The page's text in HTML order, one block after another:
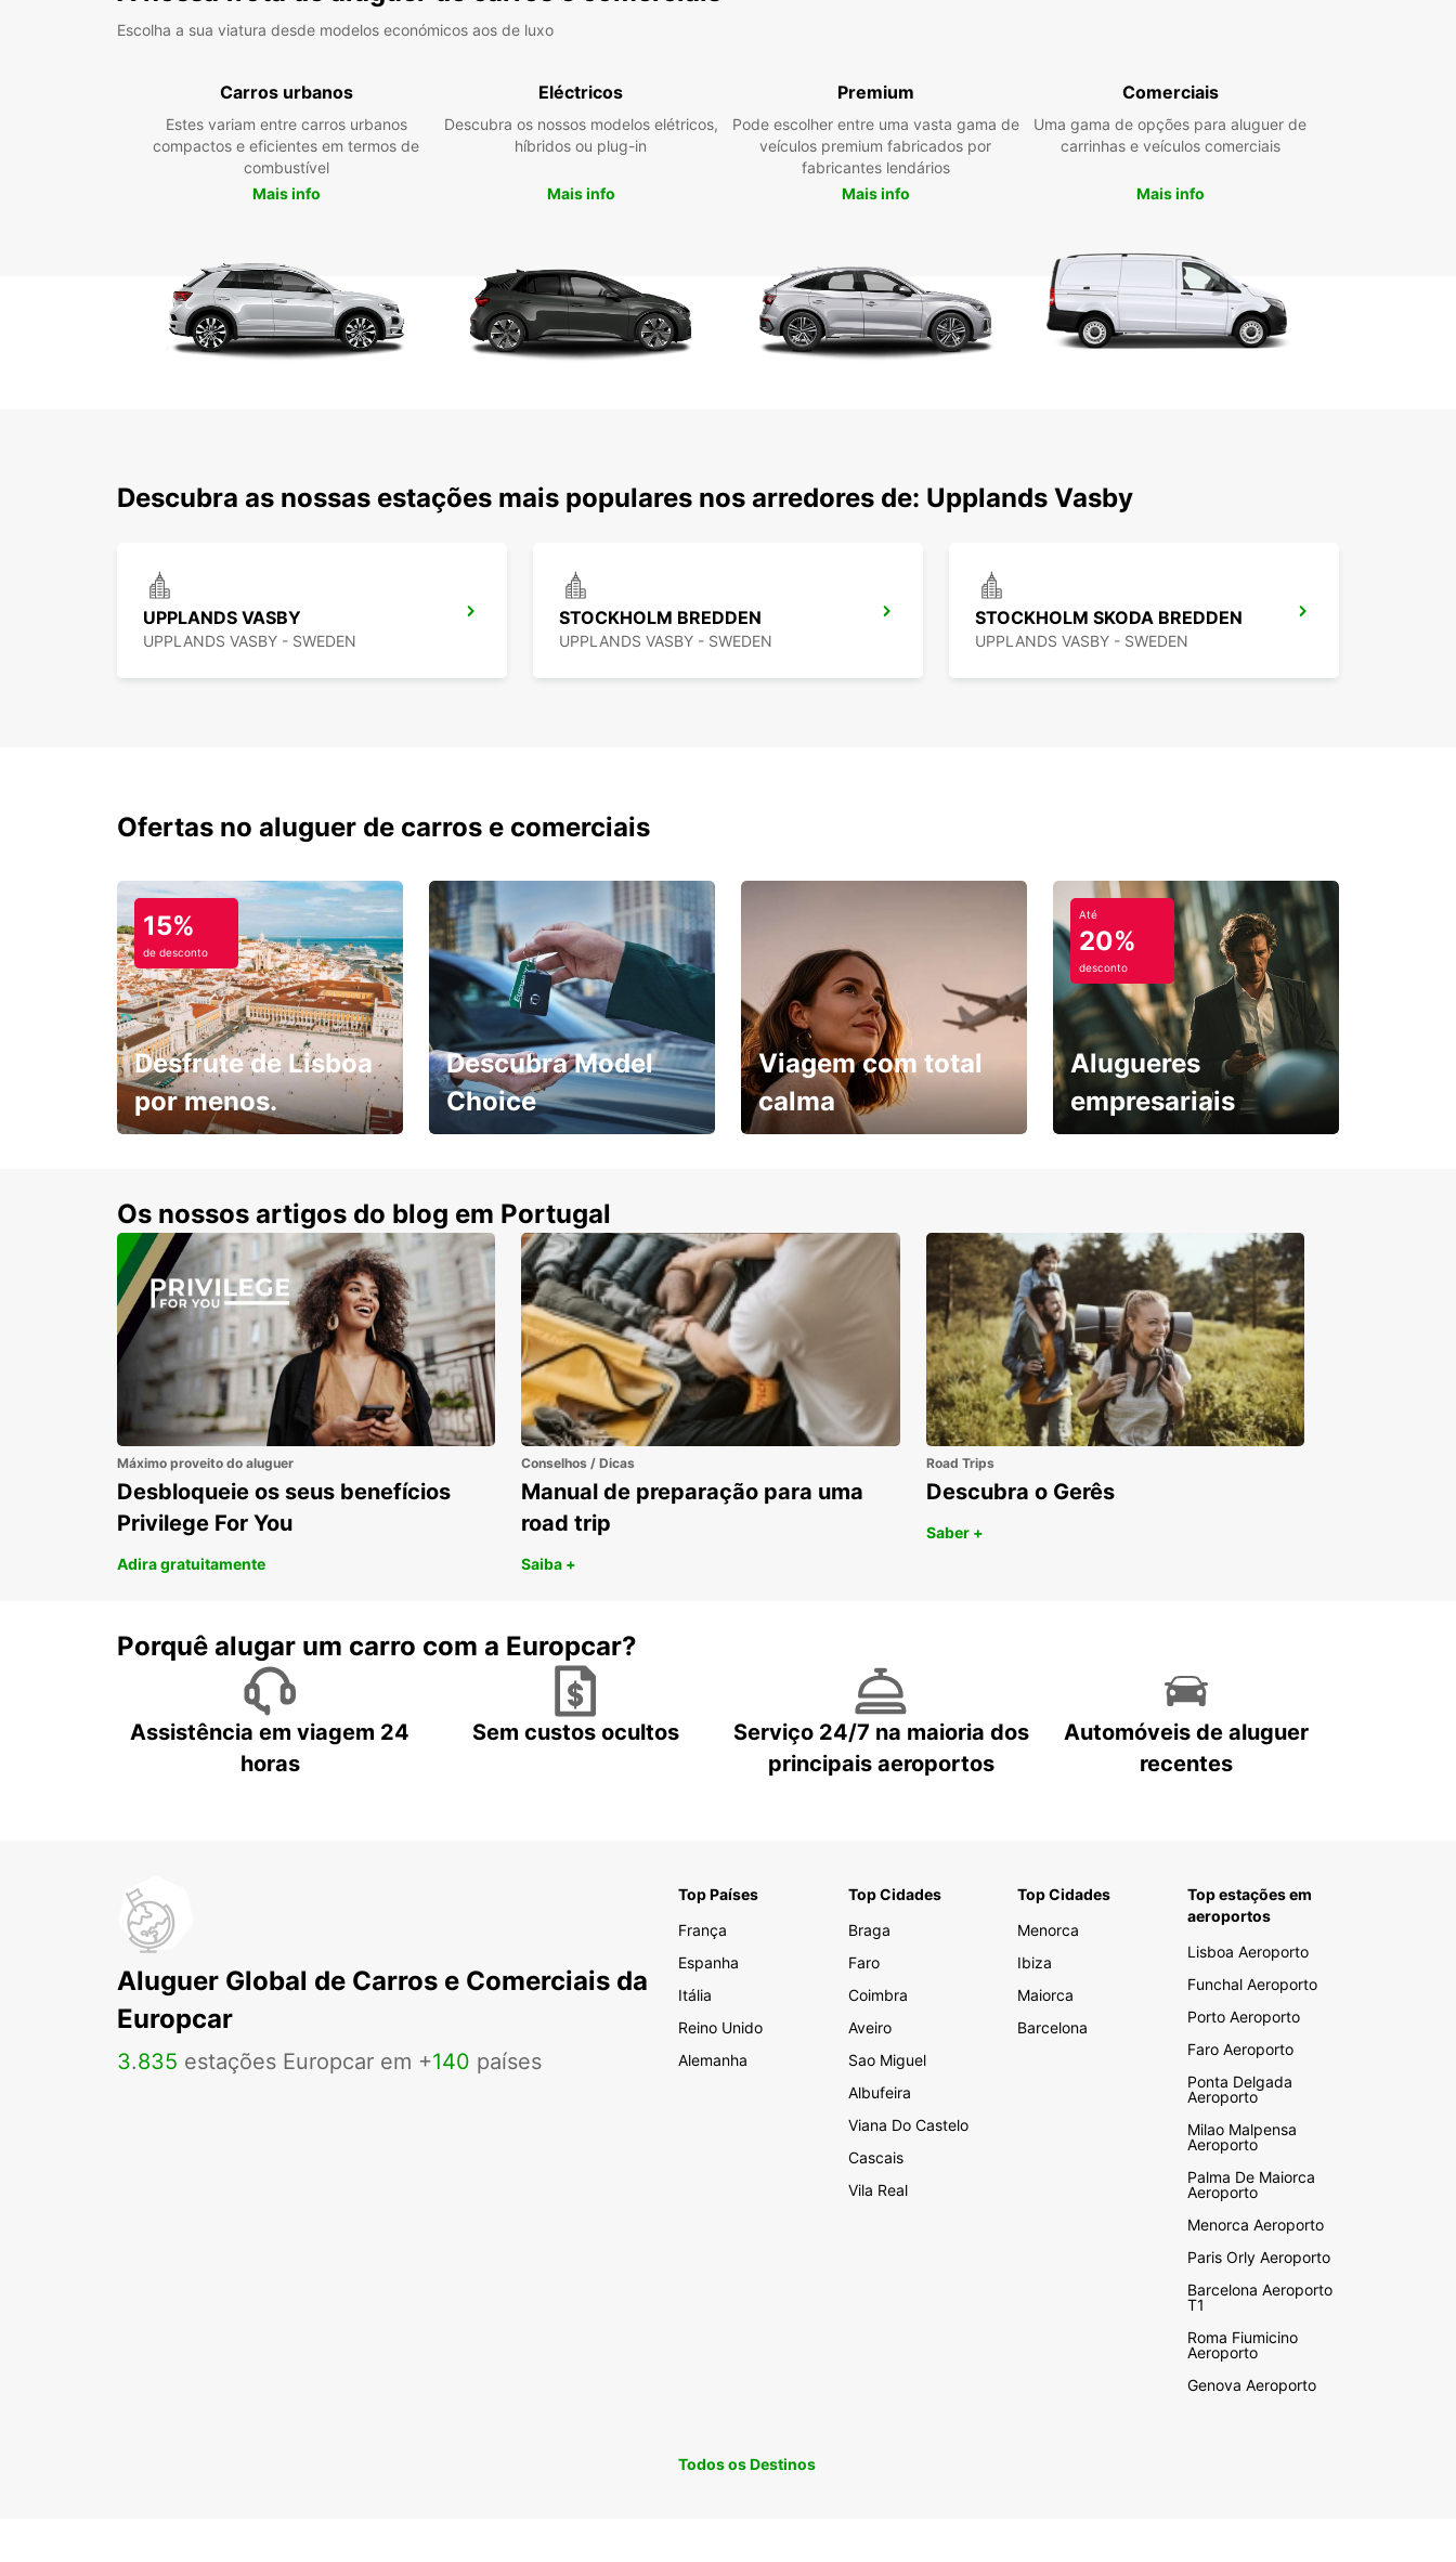
Escolha a sua viatura desde modelos económicos aos de luxo
Carros urbanos
Estes variam entre carros urbanos
compactos e eficientes em termos de
combustível
Mais info
Eléctricos
Descubra os nossos modelos elétricos,
híbridos ou plug-in
Mais info
Premium
Pode escolher entre uma vasta gama de
veículos premium fabricados por
fabricantes lendários
Mais info
Comerciais
Uma gama de opções para aluguer de
carrinhas e veículos comerciais
Mais info
Descubra as nossas estações mais populares nos arredores de: Upplands Vasby
UPPLANDS VASBY
UPPLANDS VASBY - SWEDEN
STOCKHOLM BREDDEN
UPPLANDS VASBY - SWEDEN
STOCKHOLM SKODA BREDDEN
UPPLANDS VASBY - SWEDEN
Ofertas no aluguer de carros e comerciais
15%
de desconto
Desfrute de Lisboa
por menos.
Descubra Model
Choice
Viagem com total
calma
Até
20%
desconto
Alugueres
empresariais
Os nossos artigos do blog em Portugal
Máximo proveito do aluguer
Desbloqueie os seus benefícios
Privilege For You
Adira gratuitamente
Conselhos / Dicas
Manual de preparação para uma
road trip
Saiba +
Road Trips
Descubra o Gerês
Saber +
Porquê alugar um carro com a Europcar?
Assistência em viagem 24
horas
Sem custos ocultos
Serviço 24/7 na maioria dos
principais aeroportos
Automóveis de aluguer
recentes
Aluguer Global de Carros e Comerciais da
Europcar
3.835 estações Europcar em +140 países
Top Países
França
Espanha
Itália
Reino Unido
Alemanha
Top Cidades
Braga
Faro
Coimbra
Aveiro
Sao Miguel
Albufeira
Viana Do Castelo
Cascais
Vila Real
Top Cidades
Menorca
Ibiza
Maiorca
Barcelona
Top estações em
aeroportos
Lisboa Aeroporto
Funchal Aeroporto
Porto Aeroporto
Faro Aeroporto
Ponta Delgada
Aeroporto
Milao Malpensa
Aeroporto
Palma De Maiorca
Aeroporto
Menorca Aeroporto
Paris Orly Aeroporto
Barcelona Aeroporto
T1
Roma Fiumicino
Aeroporto
Genova Aeroporto
Todos os Destinos